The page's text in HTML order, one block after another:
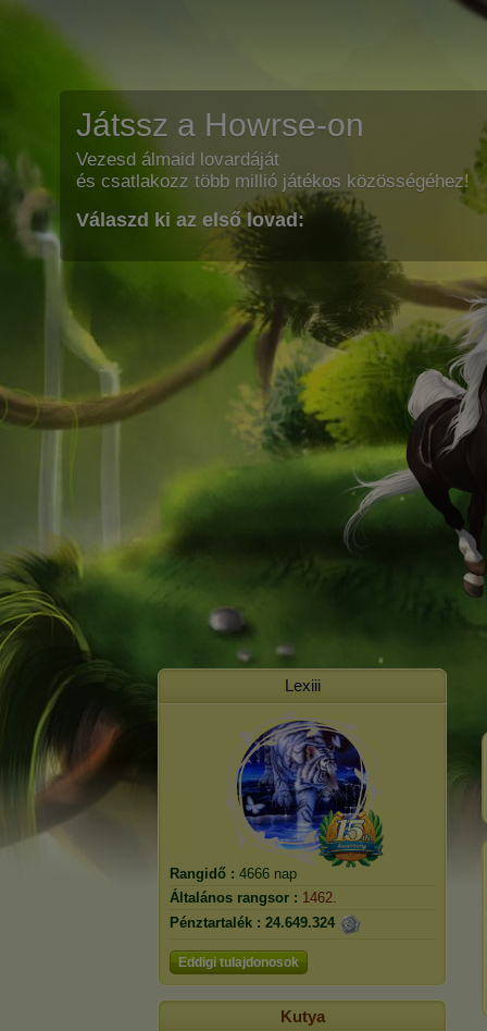
Játssz a Howrse-on
Vezesd álmaid lovardáját
és csatlakozz több millió játékos közösségéhez!
Válaszd ki az első lovad:
Lexiii
Rangidő : 4666 nap
Általános rangsor : 1462.
Pénztartalék : 24.649.324
Eddigi tulajdonosok
Kutya